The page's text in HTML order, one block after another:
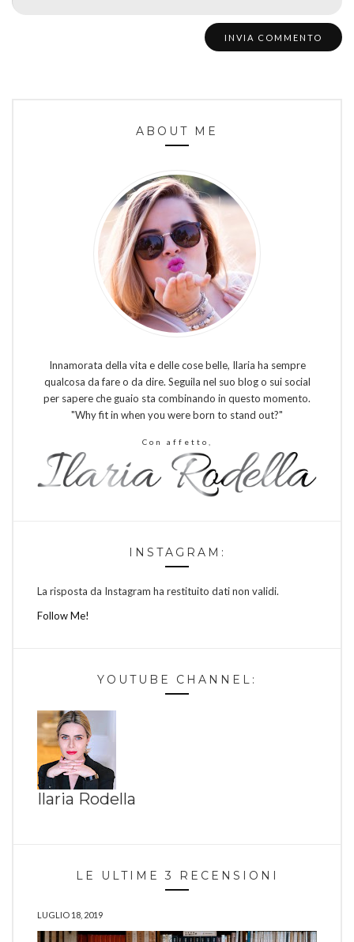
ABOUT ME
Innamorata della vita e delle cose belle, Ilaria ha sempre
qualcosa da fare o da dire. Seguila nel suo blog o sui social
per sapere che guaio sta combinando in questo momento.
"Why fit in when you were born to stand out?"
Con affetto,
INSTAGRAM:
La risposta da Instagram ha restituito dati non validi.
Follow Me!
YOUTUBE CHANNEL:
Ilaria Rodella
LE ULTIME 3 RECENSIONI
LUGLIO 18, 2019